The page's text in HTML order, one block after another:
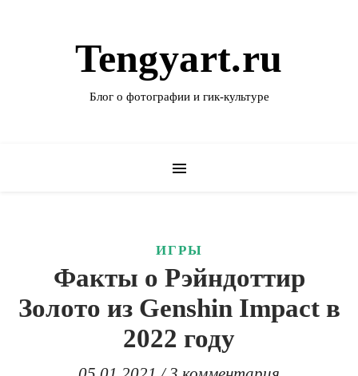
Tengyart.ru
Блог о фотографии и гик-культуре
ИГРЫ
Факты о Рэйндоттир
Золото из Genshin Impact в
2022 году